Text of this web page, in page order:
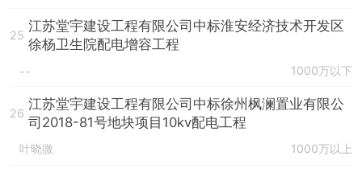
25
江苏堂宇建设工程有限公司中标淮安经济技术开发区
徐杨卫生院配电增容工程
-- 1000万以下
26
江苏堂宇建设工程有限公司中标徐州枫澜置业有限公
司2018-81号地块项目10kv配电工程
叶晓微 1000万以上